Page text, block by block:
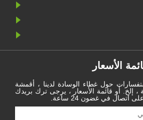
الأسعار
حول غطاء الوسادة لدينا ، أقمشة
، إلخ. أو قائمة الأسعار ، يرجى ترك بريدك
اتصال في غضون 24 ساعة.